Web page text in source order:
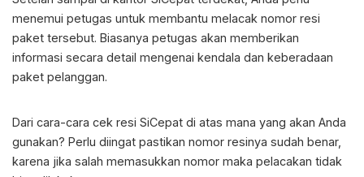
menemui petugas untuk membantu melacak nomor resi
paket tersebut. Biasanya petugas akan memberikan
informasi secara detail mengenai kendala dan keberadaan
paket pelanggan.
Dari cara-cara cek resi SiCepat di atas mana yang akan Anda
gunakan? Perlu diingat pastikan nomor resinya sudah benar,
karena jika salah memasukkan nomor maka pelacakan tidak